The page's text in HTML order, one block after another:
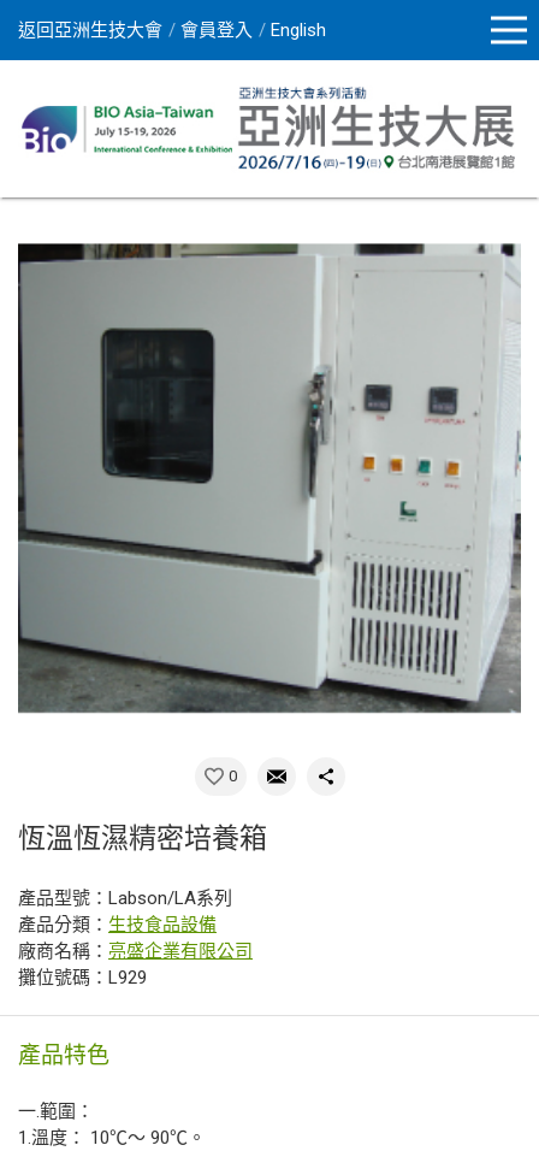
返回亞洲生技大會 會員登入 English
0
恆溫恆濕精密培養箱
產品型號：Labson/LA系列
產品分類： 生技食品設備
廠商名稱： 亮盛企業有限公司
攤位號碼：L929
產品特色
一.範圍：
1.溫度： 10℃～ 90℃。